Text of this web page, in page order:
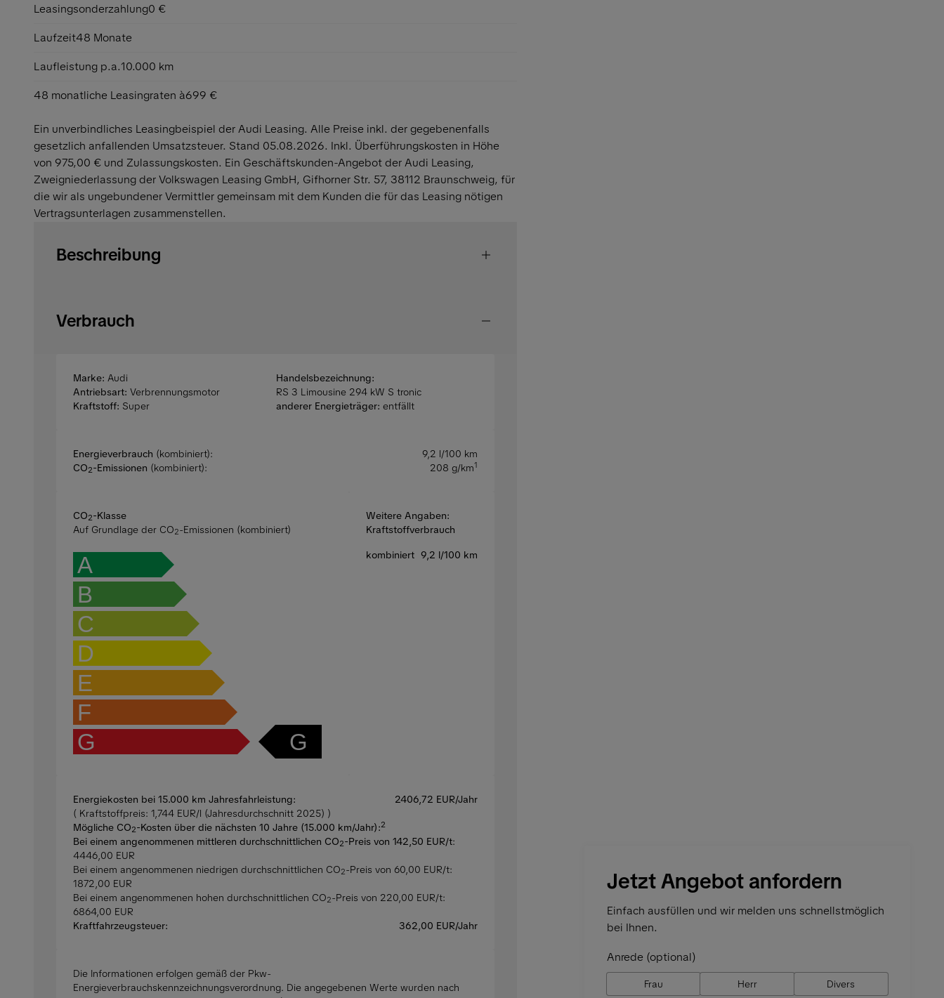
Leasingsonderzahlung0 €
Laufzeit48 Monate
Laufleistung p.a.10.000 km
48 monatliche Leasingraten à699 €
Ein unverbindliches Leasingbeispiel der Audi Leasing. Alle Preise inkl. der gegebenenfalls
gesetzlich anfallenden Umsatzsteuer. Stand 05.08.2026. Inkl. Überführungskosten in Höhe
von 975,00 € und Zulassungskosten. Ein Geschäftskunden-Angebot der Audi Leasing,
Zweigniederlassung der Volkswagen Leasing GmbH, Gifhorner Str. 57, 38112 Braunschweig, für
die wir als ungebundener Vermittler gemeinsam mit dem Kunden die für das Leasing nötigen
Vertragsunterlagen zusammenstellen.
Beschreibung
Verbrauch
Marke: Audi
Antriebsart: Verbrennungsmotor
Kraftstoff: Super
Handelsbezeichnung:
RS 3 Limousine 294 kW S tronic
anderer Energieträger: entfällt
Energieverbrauch (kombiniert):
9,2 l/100 km
CO2-Emissionen (kombiniert): 208 g/km1
CO2-Klasse
Auf Grundlage der CO2-Emissionen (kombiniert)
A
B
C
D
E
F
G
G
Weitere Angaben:
Kraftstoffverbrauch
kombiniert 9,2 l/100 km
Energiekosten bei 15.000 km Jahresfahrleistung:
2406,72 EUR/Jahr
( Kraftstoffpreis: 1,744 EUR/l (Jahresdurchschnitt 2025) )
Mögliche CO2-Kosten über die nächsten 10 Jahre (15.000 km/Jahr):2
Bei einem angenommenen mittleren durchschnittlichen CO2-Preis von 142,50 EUR/t:
4446,00 EUR
Bei einem angenommenen niedrigen durchschnittlichen CO2-Preis von 60,00 EUR/t:
1872,00 EUR
Bei einem angenommenen hohen durchschnittlichen CO2-Preis von 220,00 EUR/t:
6864,00 EUR
Kraftfahrzeugsteuer:
362,00 EUR/Jahr
Die Informationen erfolgen gemäß der Pkw-
Energieverbrauchskennzeichnungsverordnung. Die angegebenen Werte wurden nach
Jetzt Angebot anfordern
Einfach ausfüllen und wir melden uns schnellstmöglich
bei Ihnen.
Anrede (optional)
Frau Herr Divers